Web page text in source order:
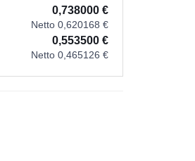
0,738000 €
Netto 0,620168 €
0,553500 €
Netto 0,465126 €